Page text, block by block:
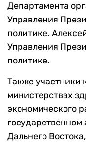
Департамента
Управления
политике.
Управления
политике.
Также участники
министерствах
экономического
государственном
Дальнего